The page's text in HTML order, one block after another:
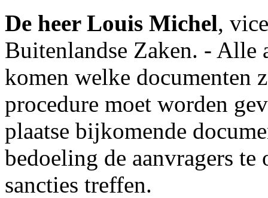
De heer Louis Michel,
Buitenlandse Zaken. - Alle
komen welke documenten
procedure moet worden
plaatse bijkomende
bedoeling de aanvragers
sancties treffen.